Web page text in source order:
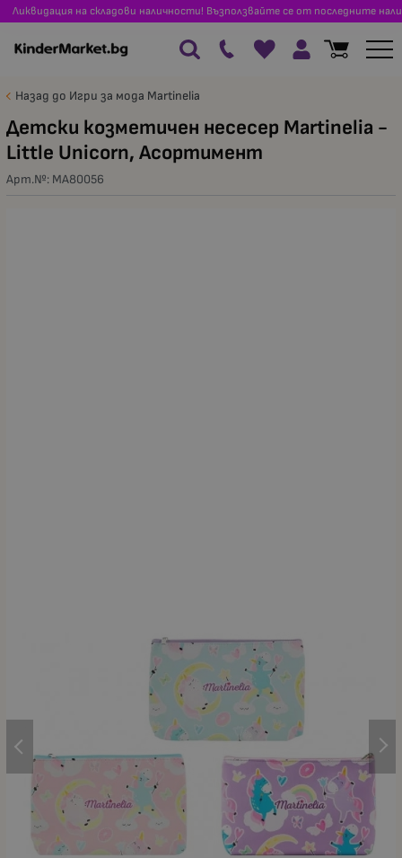
Ликвидация на складови наличности! Възползвайте се от последните
Назад до Игри за мода Martinelia
Детски козметичен несесер Martinelia -
Little Unicorn, Асортимент
Арт.№: MA80056